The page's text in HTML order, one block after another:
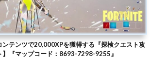
ンテンツで20,000XPを獲得する『探検クエスト攻
】『マップコード：8693-7298-9255』